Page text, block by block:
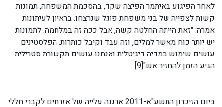
לאחר הפיגוע באיתמר הפיצה שקד, בהסכמת המשפחה, תמונות
קשות לצפייה של בני משפחת פוגל שנרצחו. בראיון לעיתונות
אמרה: "זאת הייתה החלטה קשה, אבל ככה זה במלחמה. לתמונות
יש יותר כוח מאשר למלים, וזה עבד וקיבל כותרות. הפלסטינים
עושים שימוש במדיה דיגיטלית ואנחנו עושים תקשורת סטרילית.
הגיע הזמן להחזיר אש"[9].
ביום הזיכרון התשע"א-2011 ארגנה עלייה של אזרחים לקברי חללי